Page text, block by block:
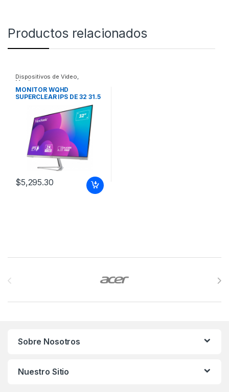
Productos relacionados
Dispositivos de Video,
Monitores
MONITOR WQHD
SUPERCLEAR IPS DE 32 31.5
$5,295.30
Sobre Nosotros
Nuestro Sitio